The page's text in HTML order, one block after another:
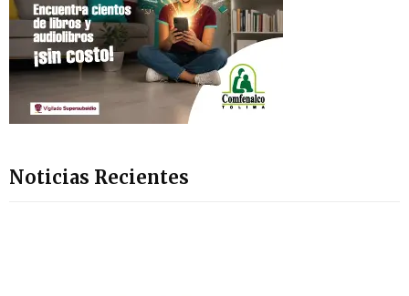
Noticias Recientes